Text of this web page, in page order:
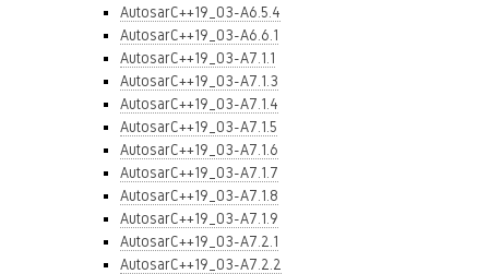
AutosarC++19_03-A6.5.4
AutosarC++19_03-A6.6.1
AutosarC++19_03-A7.1.1
AutosarC++19_03-A7.1.3
AutosarC++19_03-A7.1.4
AutosarC++19_03-A7.1.5
AutosarC++19_03-A7.1.6
AutosarC++19_03-A7.1.7
AutosarC++19_03-A7.1.8
AutosarC++19_03-A7.1.9
AutosarC++19_03-A7.2.1
AutosarC++19_03-A7.2.2